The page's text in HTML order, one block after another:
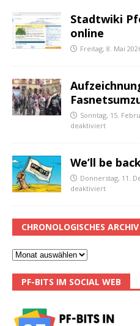
Stadtwiki
online
Freitag, 8. Mai
Sonntag, 15.
deaktiviert
We’ll be
Donnerstag, 11.
deaktiviert
CHRONOLOGISCHES ARCHIV
PF-BITS IM SOCIAL WEB